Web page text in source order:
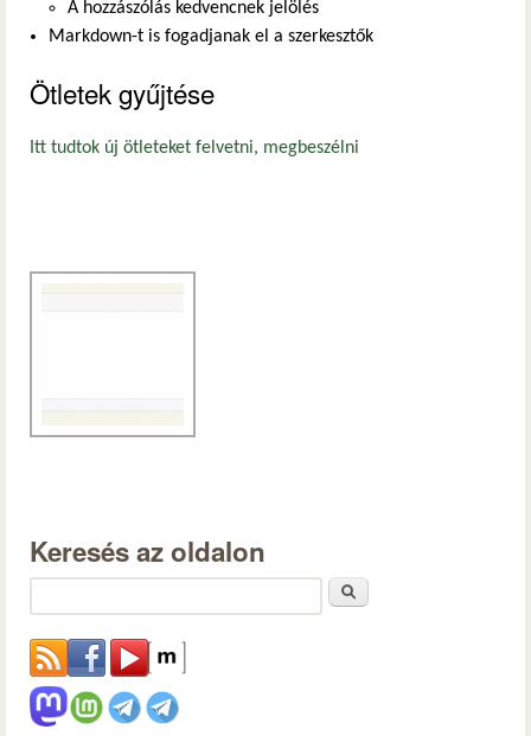
A hozzászólás kedvencnek jelölés
Markdown-t is fogadjanak el a szerkesztők
Ötletek gyűjtése
Itt tudtok új ötleteket felvetni, megbeszélni
Keresés az oldalon